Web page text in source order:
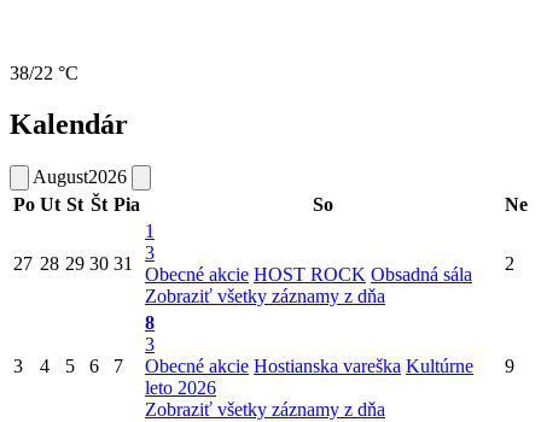
38/22 °C
Kalendár
August2026
Po Ut St Št Pia So Ne
27 28 29 30 31
1
3
Obecné akcie HOST ROCK Obsadná sála
Zobraziť všetky záznamy z dňa
2
3 4 5 6 7
8
3
Obecné akcie Hostianska vareška Kultúrne
leto 2026
Zobraziť všetky záznamy z dňa
9